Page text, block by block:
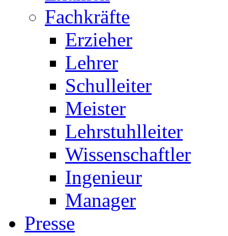
Fachkräfte
Erzieher
Lehrer
Schulleiter
Meister
Lehrstuhlleiter
Wissenschaftler
Ingenieur
Manager
Presse